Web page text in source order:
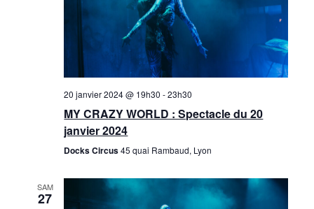
20 janvier 2024 @ 19h30 -23h30
MY CRAZY WORLD : Spectacle du 20
janvier 2024
Docks Circus45 quai Rambaud, Lyon
SAM
27